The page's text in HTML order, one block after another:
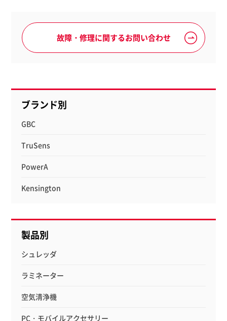
故障・修理に関するお問い合わせ
ブランド別
GBC
TruSens
PowerA
Kensington
製品別
シュレッダ
ラミネーター
空気清浄機
PC・モバイルアクセサリー